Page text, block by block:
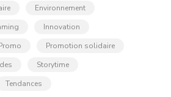
Environnement
Innovation
Promotion solidaire
Storytime
Tendances